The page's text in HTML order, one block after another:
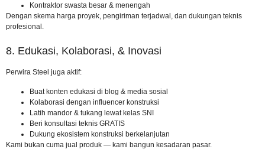
Kontraktor swasta besar & menengah
Dengan skema harga proyek, pengiriman terjadwal, dan dukungan teknis
profesional.
8. Edukasi, Kolaborasi, & Inovasi
Perwira Steel juga aktif:
Buat konten edukasi di blog & media sosial
Kolaborasi dengan influencer konstruksi
Latih mandor & tukang lewat kelas SNI
Beri konsultasi teknis GRATIS
Dukung ekosistem konstruksi berkelanjutan
Kami bukan cuma jual produk — kami bangun kesadaran pasar.